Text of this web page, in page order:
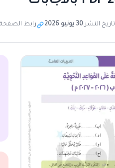
تاريخ النشر:30 يونيو 2026 رابط